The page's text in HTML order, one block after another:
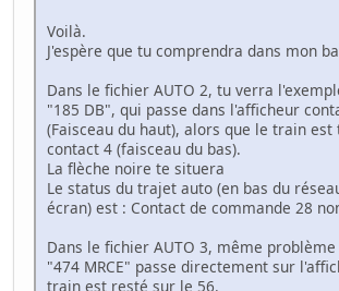
Voilà.
J'espère que tu comprendra dans mon
Dans le fichier AUTO 2, tu verra
"185 DB", qui passe dans l'afficheur
(Faisceau du haut), alors que le train
contact 4 (faisceau du bas).
La flèche noire te situera
Le status du trajet auto (en bas du
écran) est : Contact de commande 28
Dans le fichier AUTO 3, même
"474 MRCE" passe directement sur
train est resté sur le 56.